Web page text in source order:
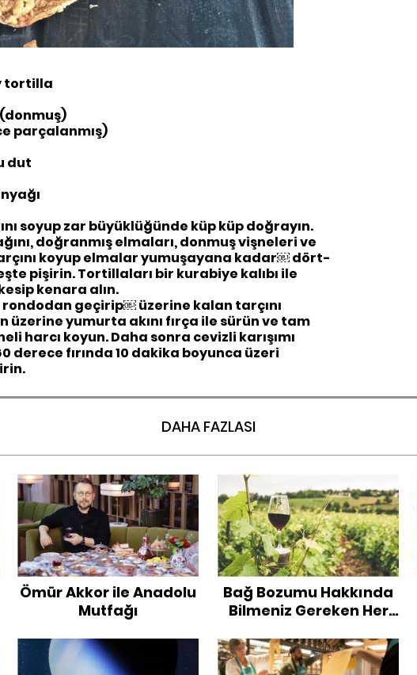
tortilla
parçalanmış)
dut
soyup zar büyüklüğünde küp küp doğrayın.
doğranmış elmaları, donmuş vişneleri ve
koyup elmalar yumuşayana kadar￼ dört-
pişirin. Tortillaları bir kurabiye kalıbı ile
kenara alın.
geçirip￼ üzerine kalan tarçını
üzerine yumurta akını fırça ile sürün ve tam
harcı koyun. Daha sonra cevizli karışımı
derece fırında 10 dakika boyunca üzeri
DAHA FAZLASI
Ömür Akkor ile Anadolu
Mutfağı
Bağ Bozumu Hakkında
Bilmeniz Gereken Her